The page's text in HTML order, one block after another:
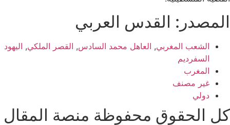
المصدر: القدس العربي
الشعب المغربي, العاهل محمد السادس, القصر الملكي, اليهود
السفرديم
المغرب
غير مصنف
دولي
كل الحقوق محفوظة منصة المقال